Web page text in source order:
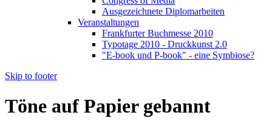
Ausgezeichnete Diplomarbeiten
Veranstaltungen
Frankfurter Buchmesse 2010
Typotage 2010 - Druckkunst 2.0
"E-book und P-book" - eine Symbiose?
Skip to footer
Töne auf Papier gebannt